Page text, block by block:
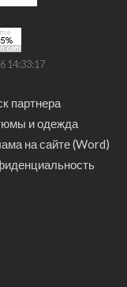
14:33:17
партнера
и одежда
на сайте (Word)